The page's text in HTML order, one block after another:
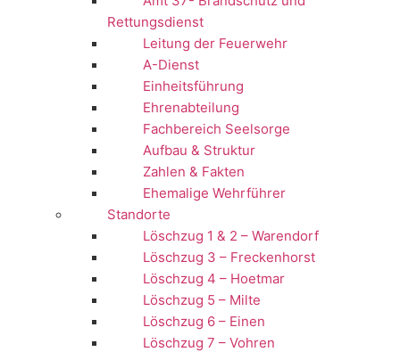
Rettungsdienst
Leitung der Feuerwehr
A-Dienst
Einheitsführung
Ehrenabteilung
Fachbereich Seelsorge
Aufbau & Struktur
Zahlen & Fakten
Ehemalige Wehrführer
Standorte
Löschzug 1 & 2 – Warendorf
Löschzug 3 – Freckenhorst
Löschzug 4 – Hoetmar
Löschzug 5 – Milte
Löschzug 6 – Einen
Löschzug 7 – Vohren